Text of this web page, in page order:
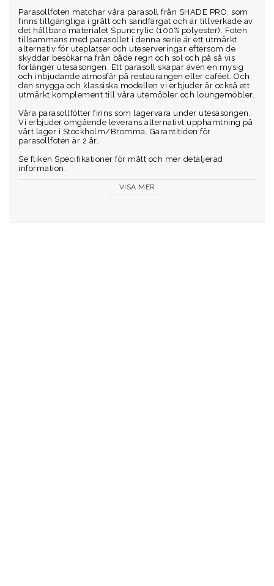
Parasollfoten matchar våra parasoll från SHADE PRO, som
finns tillgängliga i grått och sandfärgat och är tillverkade av
det hållbara materialet Spuncrylic (100% polyester). Foten
tillsammans med parasollet i denna serie är ett utmärkt
alternativ för uteplatser och uteserveringar eftersom de
skyddar besökarna från både regn och sol och på så vis
förlänger utesäsongen. Ett parasoll skapar även en mysig
och inbjudande atmosfär på restaurangen eller caféet. Och
den snygga och klassiska modellen vi erbjuder är också ett
Våra parasollfötter finns som lagervara under utesäsongen.
Vi erbjuder omgående leverans alternativt upphämtning på
vårt lager i Stockholm/Bromma. Garantitiden för
parasollfoten är 2 år.
Se fliken Specifikationer för mått och mer detaljerad
information.
VISA MER